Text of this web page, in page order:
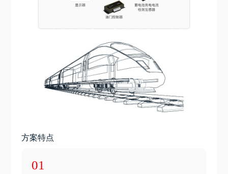
方案特点
01